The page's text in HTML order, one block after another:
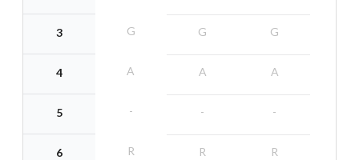
3
4
5
6
G
A
-
R
G
A
-
R
G
A
-
R